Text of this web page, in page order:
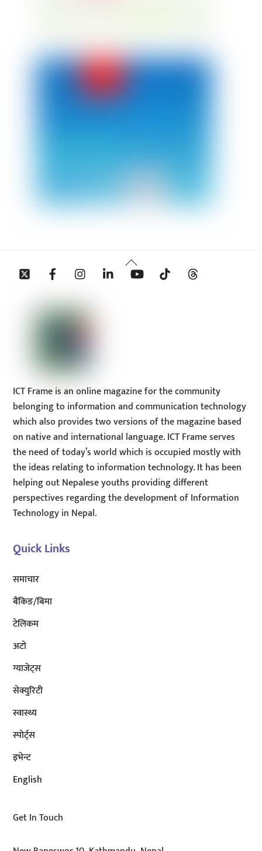
Back
To
Twitter Facebook InstagramLinkedin YouTube Tiktok
ICT Frame is an online magazine for the community
belonging to information and communication technology
which also provides two versions of the magazine based
on native and international language. ICT Frame serves
the need of today’s world which is occupied mostly with
the ideas relating to information technology. It has been
helping out Nepalese youths providing different
perspectives regarding the development of Information
Technology in Nepal.
Quick Links
समाचार
बैंकिङ/बिमा
टेलिकम
अटाे
ग्याजेट्स
सेक्युरिटी
स्वास्थ्य
स्पोर्ट्स
इभेन्ट
English
Get In Touch